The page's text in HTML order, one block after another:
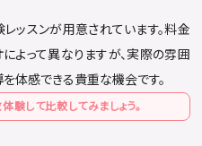
ッスンが用意されています。料金
よって異なりますが、実際の雰囲
体感できる貴重な機会です。
験して比較してみましょう。